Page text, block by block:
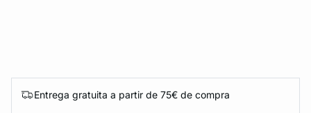
Entrega gratuita a partir de 75€ de compra